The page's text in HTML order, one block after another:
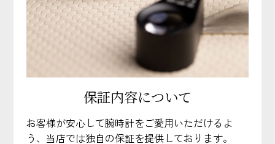
保証内容について
お客様が安心して腕時計をご愛用いただけるよ
う、当店では独自の保証を提供しております。